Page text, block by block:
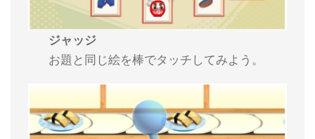
ジャッジ
お題と同じ絵を棒でタッチしてみよう。